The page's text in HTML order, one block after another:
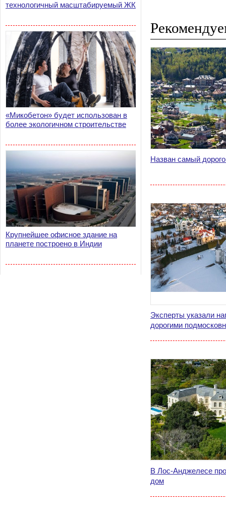
технологичный масштабируемый ЖК
«Микобетон» будет использован в
более экологичном строительстве
Крупнейшее офисное здание на
планете построено в Индии
Назван самый
Эксперты указали
дорогими
В Лос-Анджелесе
дом